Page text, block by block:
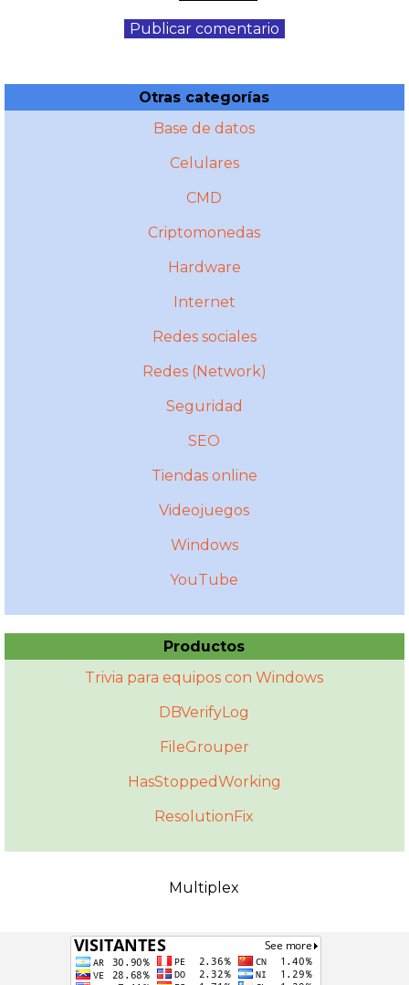
Otras categorías
Base de datos
Celulares
CMD
Criptomonedas
Hardware
Internet
Redes sociales
Redes (Network)
Seguridad
SEO
Tiendas online
Videojuegos
Windows
YouTube
Productos
Trivia para equipos con Windows
DBVerifyLog
FileGrouper
HasStoppedWorking
ResolutionFix
Multiplex